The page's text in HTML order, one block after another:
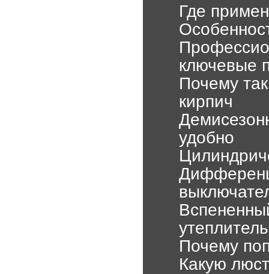
Где
ключевые
Почему
кирпич
удобно
утеплитель
Почему
Какую